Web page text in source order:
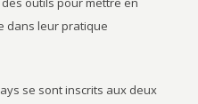
dans leur pratique
se sont inscrits aux deux